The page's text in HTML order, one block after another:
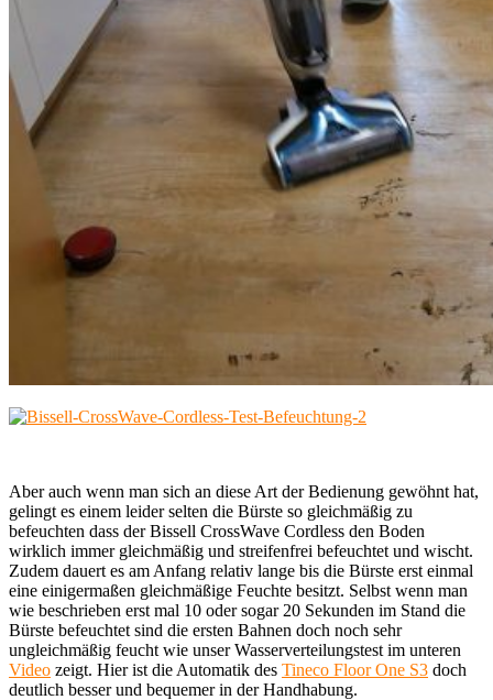
Aber auch wenn man sich an diese Art der Bedienung gewöhnt hat,
gelingt es einem leider selten die Bürste so gleichmäßig zu
befeuchten dass der Bissell CrossWave Cordless den Boden
wirklich immer gleichmäßig und streifenfrei befeuchtet und wischt.
Zudem dauert es am Anfang relativ lange bis die Bürste erst einmal
eine einigermaßen gleichmäßige Feuchte besitzt. Selbst wenn man
wie beschrieben erst mal 10 oder sogar 20 Sekunden im Stand die
Bürste befeuchtet sind die ersten Bahnen doch noch sehr
ungleichmäßig feucht wie unser Wasserverteilungstest im unteren
Video zeigt. Hier ist die Automatik des Tineco Floor One S3 doch
deutlich besser und bequemer in der Handhabung.